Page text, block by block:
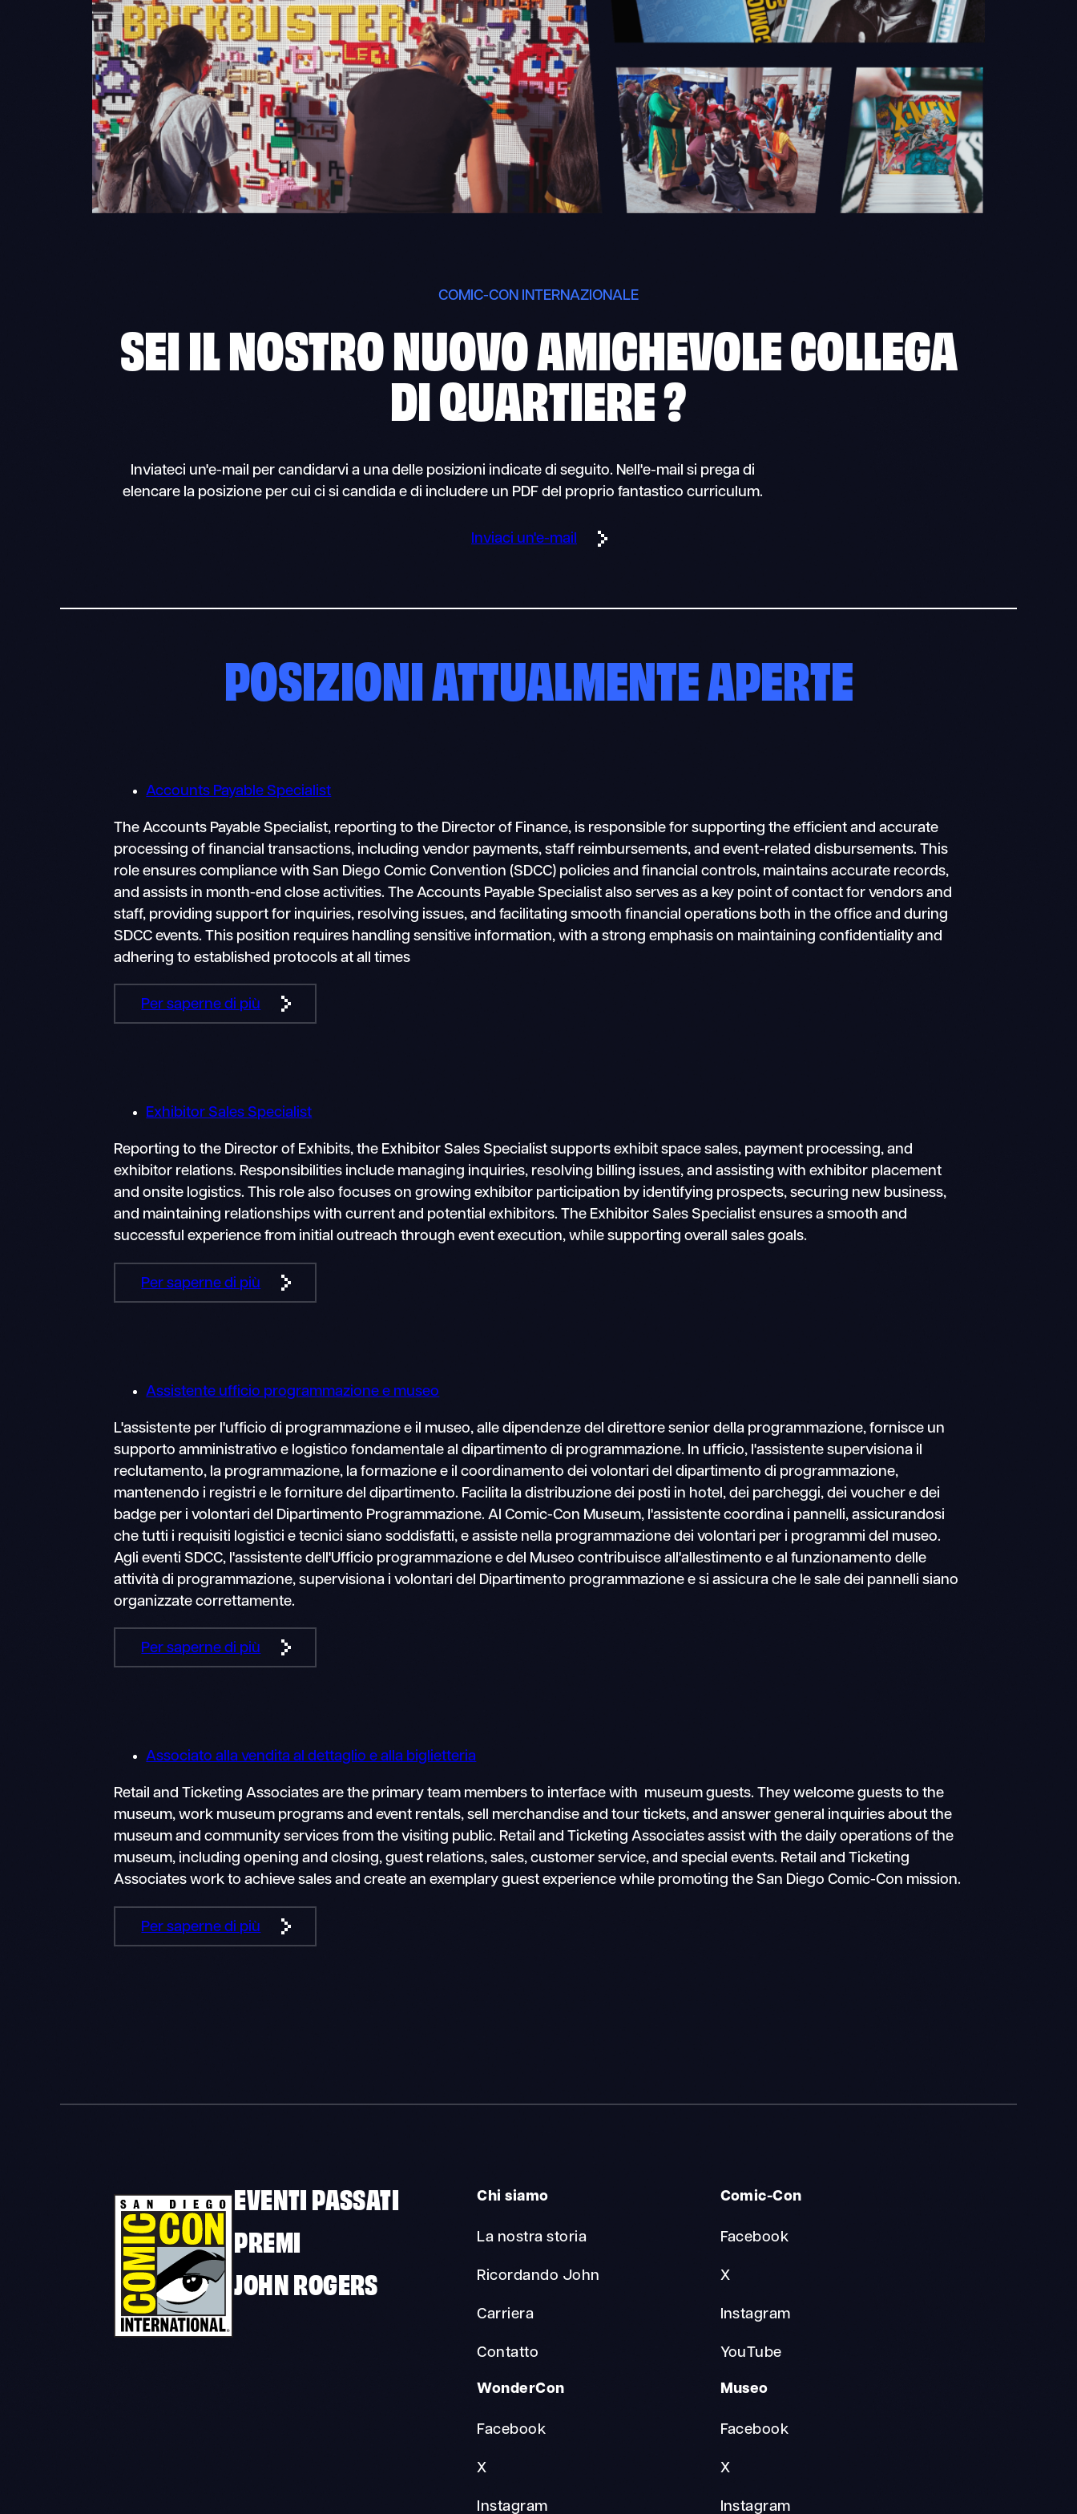
COMIC-CON INTERNAZIONALE
SEI IL NOSTRO NUOVO AMICHEVOLECOLLEGA
DI QUARTIERE?
Inviateci un'e-mail per candidarvi a una delle posizioni indicate di seguito. Nell'e-mail si prega di
elencare la posizione per cui ci si candida e di includere un PDF del proprio fantastico curriculum.
Inviaci un'e-mail
POSIZIONIATTUALMENTEAPERTE
Accounts Payable Specialist
The Accounts Payable Specialist, reporting to the Director of Finance, is responsible for supporting the efficient and accurate
processing of financial transactions, including vendor payments, staff reimbursements, and event-related disbursements. This
role ensures compliance with San Diego Comic Convention (SDCC) policies and financial controls, maintains accurate records,
and assists in month-end close activities. The Accounts Payable Specialist also serves as a key point of contact for vendors and
staff, providing support for inquiries, resolving issues, and facilitating smooth financial operations both in the office and during
SDCC events. This position requires handling sensitive information, with a strong emphasis on maintaining confidentiality and
adhering to established protocols at all times
Per saperne di più
Exhibitor Sales Specialist
Reporting to the Director of Exhibits, the Exhibitor Sales Specialist supports exhibit space sales, payment processing, and
exhibitor relations. Responsibilities include managing inquiries, resolving billing issues, and assisting with exhibitor placement
and onsite logistics. This role also focuses on growing exhibitor participation by identifying prospects, securing new business,
and maintaining relationships with current and potential exhibitors. The Exhibitor Sales Specialist ensures a smooth and
successful experience from initial outreach through event execution, while supporting overall sales goals.
Per saperne di più
Assistente ufficio programmazione e museo
L'assistente per l'ufficio di programmazione e il museo, alle dipendenze del direttore senior della programmazione, fornisce un
supporto amministrativo e logistico fondamentale al dipartimento di programmazione. In ufficio, l'assistente supervisiona il
reclutamento, la programmazione, la formazione e il coordinamento dei volontari del dipartimento di programmazione,
mantenendo i registri e le forniture del dipartimento. Facilita la distribuzione dei posti in hotel, dei parcheggi, dei voucher e dei
badge per i volontari del Dipartimento Programmazione. Al Comic-Con Museum, l'assistente coordina i pannelli, assicurandosi
che tutti i requisiti logistici e tecnici siano soddisfatti, e assiste nella programmazione dei volontari per i programmi del museo.
Agli eventi SDCC, l'assistente dell'Ufficio programmazione e del Museo contribuisce all'allestimento e al funzionamento delle
attività di programmazione, supervisiona i volontari del Dipartimento programmazione e si assicura che le sale dei pannelli siano
organizzate correttamente.
Per saperne di più
Associato alla vendita al dettaglio e alla biglietteria
Retail and Ticketing Associates are the primary team members to interface with museum guests. They welcome guests to the
museum, work museum programs and event rentals, sell merchandise and tour tickets, and answer general inquiries about the
museum and community services from the visiting public. Retail and Ticketing Associates assist with the daily operations of the
museum, including opening and closing, guest relations, sales, customer service, and special events. Retail and Ticketing
Associates work to achieve sales and create an exemplary guest experience while promoting the San Diego Comic-Con mission.
Per saperne di più
EVENTI PASSATI
PREMI
JOHN ROGERS
Chi siamo
La nostra storia
Ricordando John
Carriera
Contatto
Comic-Con
Facebook
X
Instagram
YouTube
WonderCon
Facebook
X
Instagram
Museo
Facebook
X
Instagram